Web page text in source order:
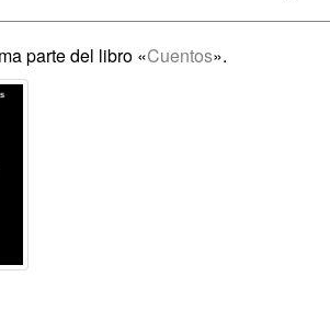
parte del libro «Cuentos».